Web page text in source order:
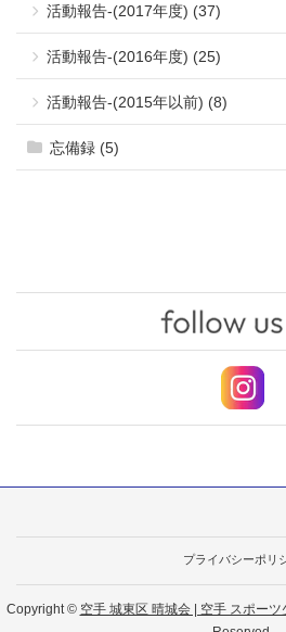
活動報告-(2017年度) (37)
活動報告-(2016年度) (25)
活動報告-(2015年以前) (8)
忘備録 (5)
プライバシーポリ
Copyright © 空手 城東区 晴城会 | 空手 スポー